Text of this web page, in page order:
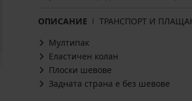
ОПИСАНИЕ ТРАНСПОРТ И
Мултипак
Еластичен колан
Плоски шевове
Задната страна е без шевове